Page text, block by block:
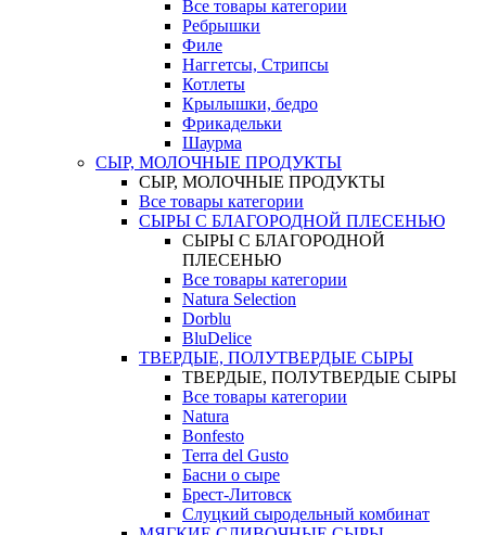
Все товары категории
Ребрышки
Филе
Наггетсы, Стрипсы
Котлеты
Крылышки, бедро
Фрикадельки
Шаурма
СЫР, МОЛОЧНЫЕ ПРОДУКТЫ
СЫР, МОЛОЧНЫЕ ПРОДУКТЫ
Все товары категории
СЫРЫ С БЛАГОРОДНОЙ ПЛЕСЕНЬЮ
СЫРЫ С БЛАГОРОДНОЙ
ПЛЕСЕНЬЮ
Все товары категории
Natura Selection
Dorblu
BluDelice
ТВЕРДЫЕ, ПОЛУТВЕРДЫЕ СЫРЫ
ТВЕРДЫЕ, ПОЛУТВЕРДЫЕ СЫРЫ
Все товары категории
Natura
Bonfesto
Terra del Gusto
Басни о сыре
Брест-Литовск
Слуцкий сыродельный комбинат